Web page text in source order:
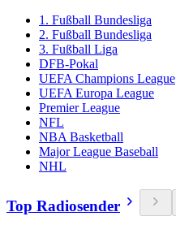
1. Fußball Bundesliga
2. Fußball Bundesliga
3. Fußball Liga
DFB-Pokal
UEFA Champions League
UEFA Europa League
Premier League
NFL
NBA Basketball
Major League Baseball
NHL
Top Radiosender